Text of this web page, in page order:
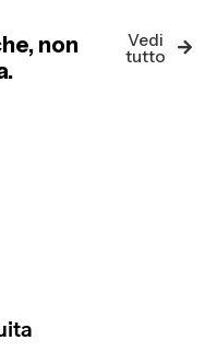
non
Vedi
tutto